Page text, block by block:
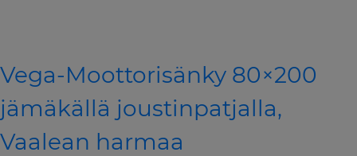
Vega-Moottorisänky 80×200
jämäkällä joustinpatjalla,
Vaalean harmaa